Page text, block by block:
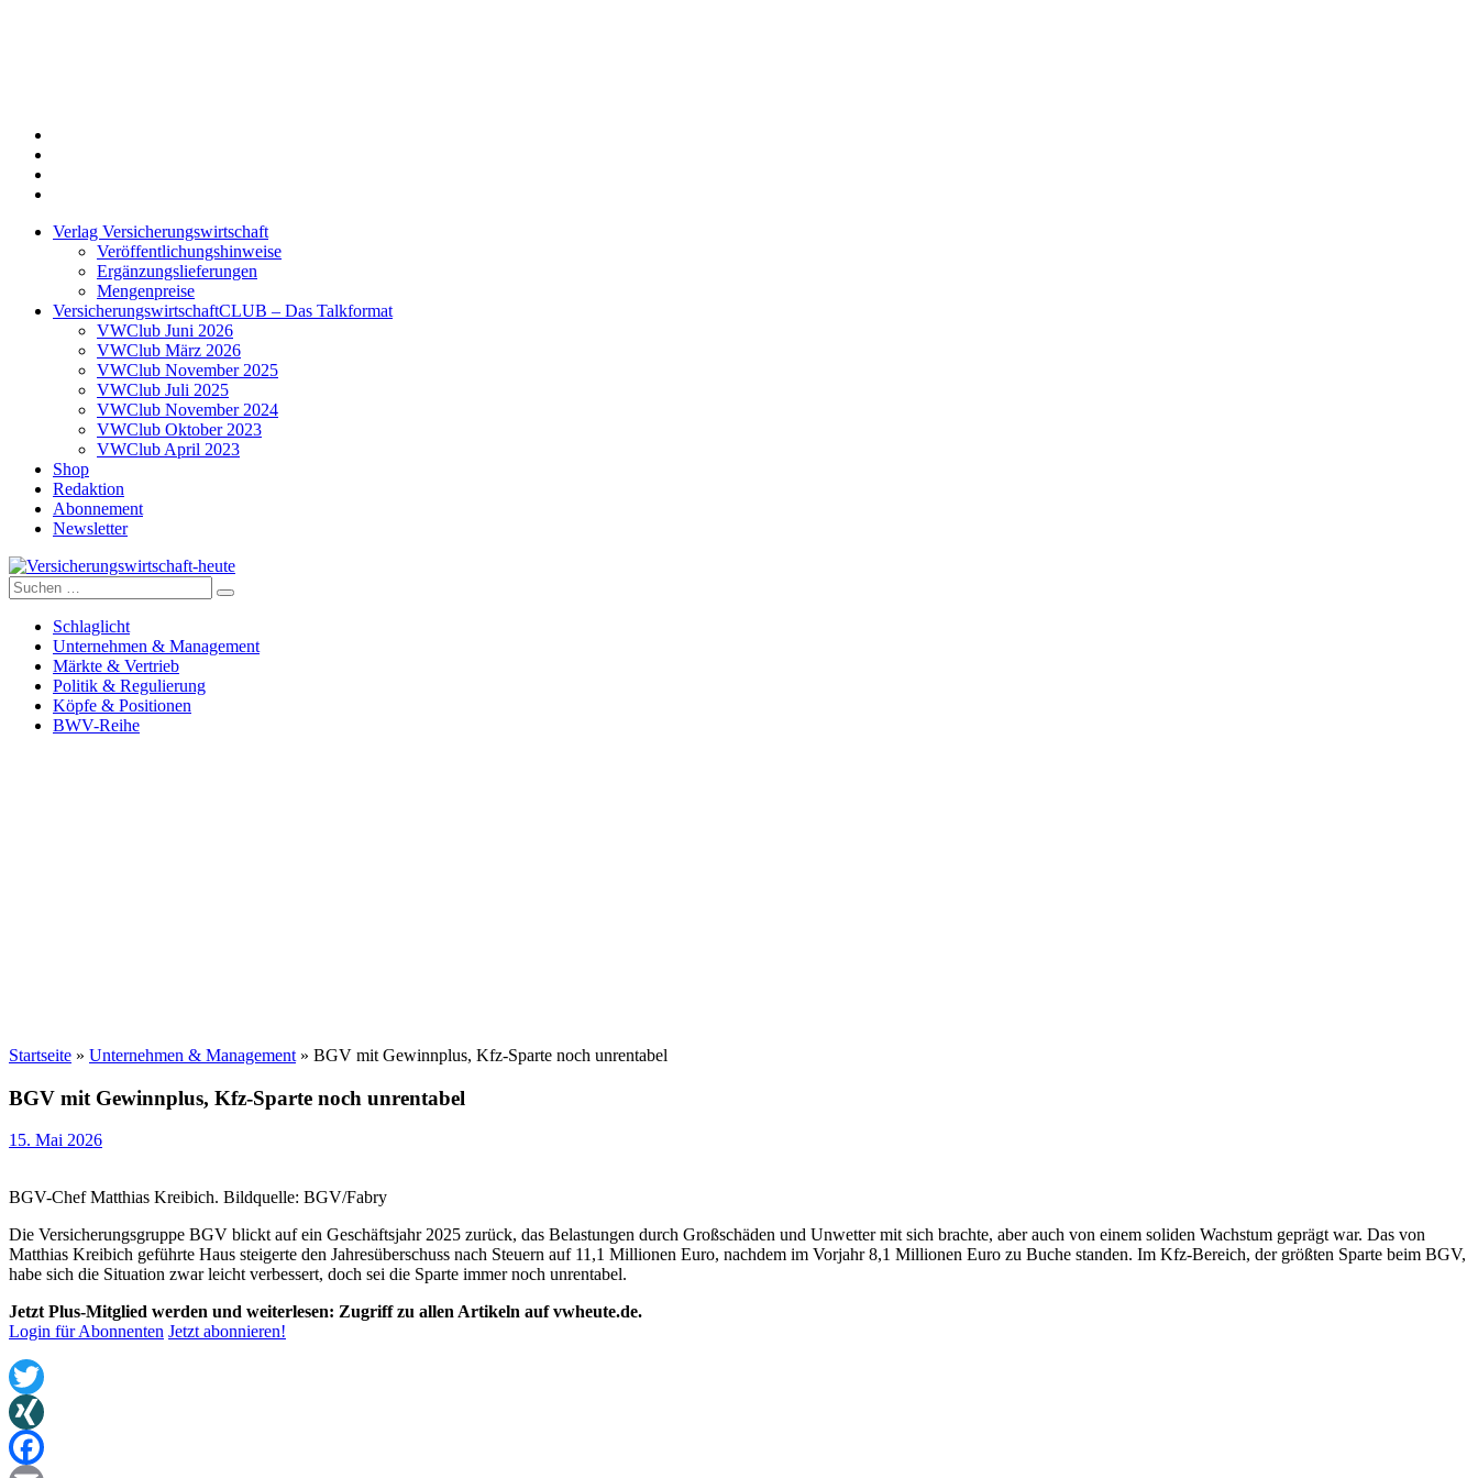
Verlag Versicherungswirtschaft
Veröffentlichungshinweise
Ergänzungslieferungen
Mengenpreise
VersicherungswirtschaftCLUB – Das Talkformat
VWClub Juni 2026
VWClub März 2026
VWClub November 2025
VWClub Juli 2025
VWClub November 2024
VWClub Oktober 2023
VWClub April 2023
Shop
Redaktion
Abonnement
Newsletter
Versicherungswirtschaft-heute
Suche
nach:
Schlaglicht
Unternehmen & Management
Märkte & Vertrieb
Politik & Regulierung
Köpfe & Positionen
BWV-Reihe
Startseite » Unternehmen & Management » BGV mit Gewinnplus, Kfz-Sparte noch unrentabel
BGV mit Gewinnplus, Kfz-Sparte noch unrentabel
15. Mai 2026
BGV-Chef Matthias Kreibich. Bildquelle: BGV/Fabry
Die Versicherungsgruppe BGV blickt auf ein Geschäftsjahr 2025 zurück, das Belastungen durch Großschäden und Unwetter mit sich brachte, aber auch von einem soliden Wachstum geprägt war. Das von
Matthias Kreibich geführte Haus steigerte den Jahresüberschuss nach Steuern auf 11,1 Millionen Euro, nachdem im Vorjahr 8,1 Millionen Euro zu Buche standen. Im Kfz-Bereich, der größten Sparte beim BGV,
habe sich die Situation zwar leicht verbessert, doch sei die Sparte immer noch unrentabel.
Jetzt Plus-Mitglied werden und weiterlesen: Zugriff zu allen Artikeln auf vwheute.de.
Login für Abonnenten Jetzt abonnieren!
Twitter
XING